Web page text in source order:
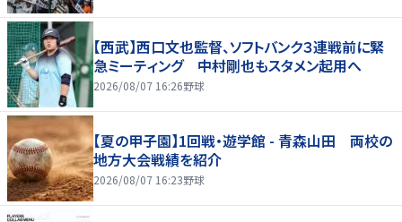
【西武】西口文也監督、ソフトバンク３連戦前に緊
急ミーティング 中村剛也もスタメン起用へ
2026/08/07 16:26野球
【夏の甲子園】1回戦・遊学館 - 青森山田 両校の
地方大会戦績を紹介
2026/08/07 16:23野球